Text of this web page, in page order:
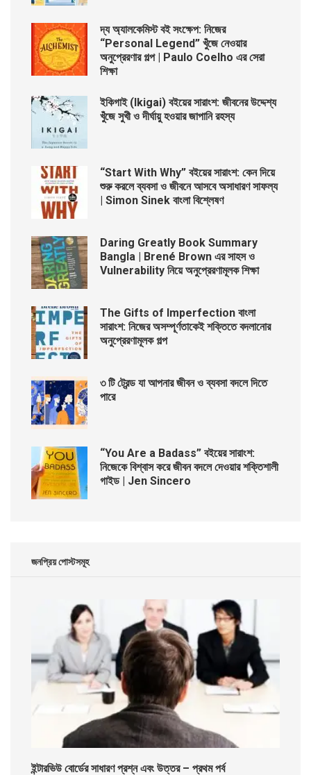
দ্য অ্যালকেমিস্ট বই সংক্ষেপ: নিজের
“Personal Legend” খুঁজে নেওয়ার
অনুপ্রেরণার গল্প | Paulo Coelho এর সেরা
শিক্ষা
ইকিগাই (Ikigai) বইয়ের সারাংশ: জীবনের উদ্দেশ্য
খুঁজে সুখী ও দীর্ঘায়ু হওয়ার জাপানি রহস্য
“Start With Why” বইয়ের সারাংশ: কেন দিয়ে
শুরু করলে ব্যবসা ও জীবনে আসবে অসাধারণ সাফল্য
| Simon Sinek বাংলা বিশ্লেষণ
Daring Greatly Book Summary
Bangla | Brené Brown এর সাহস ও
Vulnerability নিয়ে অনুপ্রেরণামূলক শিক্ষা
The Gifts of Imperfection বাংলা
সারাংশ: নিজের অসম্পূর্ণতাকেই শক্তিতে বদলানোর
অনুপ্রেরণামূলক গল্প
৩ টি ট্রেন্ড যা আপনার জীবন ও ব্যবসা বদলে দিতে
পারে
“You Are a Badass” বইয়ের সারাংশ:
নিজেকে বিশ্বাস করে জীবন বদলে দেওয়ার শক্তিশালী
গাইড | Jen Sincero
জনপ্রিয় পোস্টসমূহ
ইন্টারভিউ বোর্ডের সাধারণ প্রশ্ন এবং উত্তর – প্রথম পর্ব